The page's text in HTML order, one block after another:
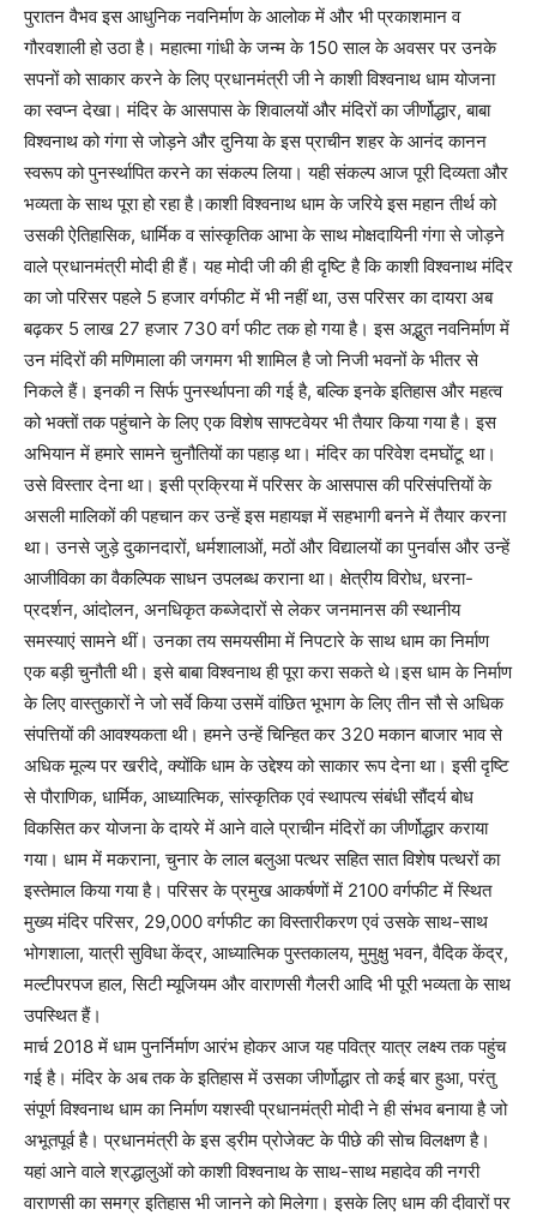
पुरातन वैभव इस आधुनिक नवनिर्माण के आलोक में और भी प्रकाशमान व
गौरवशाली हो उठा है। महात्मा गांधी के जन्म के 150 साल के अवसर पर उनके
सपनों को साकार करने के लिए प्रधानमंत्री जी ने काशी विश्वनाथ धाम योजना
का स्वप्न देखा। मंदिर के आसपास के शिवालयों और मंदिरों का जीर्णोद्धार, बाबा
विश्वनाथ को गंगा से जोड़ने और दुनिया के इस प्राचीन शहर के आनंद कानन
स्वरूप को पुनर्स्‍थापित करने का संकल्प लिया। यही संकल्प आज पूरी दिव्यता और
भव्यता के साथ पूरा हो रहा है।काशी विश्वनाथ धाम के जरिये इस महान तीर्थ को
उसकी ऐतिहासिक, धार्मिक व सांस्कृतिक आभा के साथ मोक्षदायिनी गंगा से जोड़ने
वाले प्रधानमंत्री मोदी ही हैं। यह मोदी जी की ही दृष्टि है कि काशी विश्वनाथ मंदिर
का जो परिसर पहले 5 हजार वर्गफीट में भी नहीं था, उस परिसर का दायरा अब
बढ़कर 5 लाख 27 हजार 730 वर्ग फीट तक हो गया है। इस अद्भुत नवनिर्माण में
उन मंदिरों की मणिमाला की जगमग भी शामिल है जो निजी भवनों के भीतर से
निकले हैं। इनकी न सिर्फ पुनर्स्‍थापना की गई है, बल्कि इनके इतिहास और महत्व
को भक्तों तक पहुंचाने के लिए एक विशेष साफ्टवेयर भी तैयार किया गया है। इस
अभियान में हमारे सामने चुनौतियों का पहाड़ था। मंदिर का परिवेश दमघोंटू था।
उसे विस्तार देना था। इसी प्रक्रिया में परिसर के आसपास की परिसंपत्तियों के
असली मालिकों की पहचान कर उन्हें इस महायज्ञ में सहभागी बनने में तैयार करना
था। उनसे जुड़े दुकानदारों, धर्मशालाओं, मठों और विद्यालयों का पुनर्वास और उन्हें
आजीविका का वैकल्पिक साधन उपलब्ध कराना था। क्षेत्रीय विरोध, धरना-
प्रदर्शन, आंदोलन, अनधिकृत कब्जेदारों से लेकर जनमानस की स्थानीय
समस्याएं सामने थीं। उनका तय समयसीमा में निपटारे के साथ धाम का निर्माण
एक बड़ी चुनौती थी। इसे बाबा विश्वनाथ ही पूरा करा सकते थे।इस धाम के निर्माण
के लिए वास्तुकारों ने जो सर्वे किया उसमें वांछित भूभाग के लिए तीन सौ से अधिक
संपत्तियों की आवश्यकता थी। हमने उन्हें चिन्हित कर 320 मकान बाजार भाव से
अधिक मूल्य पर खरीदे, क्योंकि धाम के उद्देश्य को साकार रूप देना था। इसी दृष्टि
से पौराणिक, धार्मिक, आध्यात्मिक, सांस्कृतिक एवं स्थापत्य संबंधी सौंदर्य बोध
विकसित कर योजना के दायरे में आने वाले प्राचीन मंदिरों का जीर्णोद्धार कराया
गया। धाम में मकराना, चुनार के लाल बलुआ पत्थर सहित सात विशेष पत्थरों का
इस्तेमाल किया गया है। परिसर के प्रमुख आकर्षणों में 2100 वर्गफीट में स्थित
मुख्य मंदिर परिसर, 29,000 वर्गफीट का विस्तारीकरण एवं उसके साथ-साथ
भोगशाला, यात्री सुविधा केंद्र, आध्यात्मिक पुस्तकालय, मुमुक्षु भवन, वैदिक केंद्र,
मल्टीपरपज हाल, सिटी म्यूजियम और वाराणसी गैलरी आदि भी पूरी भव्यता के साथ
उपस्थित हैं।
मार्च 2018 में धाम पुनर्निर्माण आरंभ होकर आज यह पवित्र यात्र लक्ष्य तक पहुंच
गई है। मंदिर के अब तक के इतिहास में उसका जीर्णोद्धार तो कई बार हुआ, परंतु
संपूर्ण विश्वनाथ धाम का निर्माण यशस्वी प्रधानमंत्री मोदी ने ही संभव बनाया है जो
अभूतपूर्व है। प्रधानमंत्री के इस ड्रीम प्रोजेक्ट के पीछे की सोच विलक्षण है।
यहां आने वाले श्रद्धालुओं को काशी विश्वनाथ के साथ-साथ महादेव की नगरी
वाराणसी का समग्र इतिहास भी जानने को मिलेगा। इसके लिए धाम की दीवारों पर